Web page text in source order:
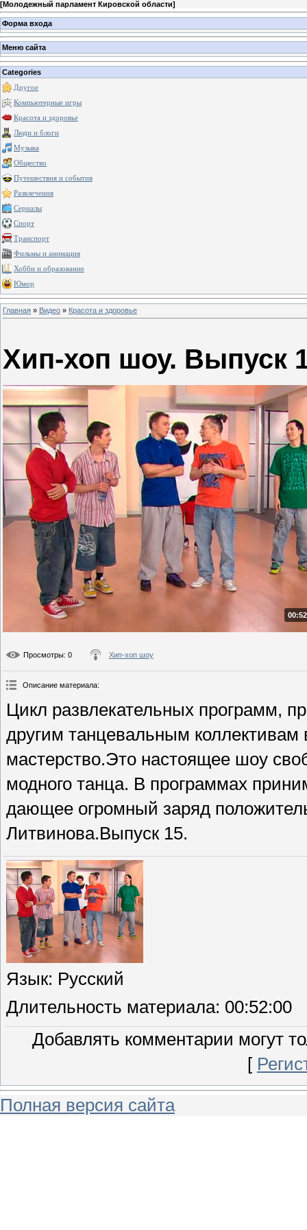
[Молодежный парламент Кировской области]
Форма входа
Меню сайта
Categories
Другое
Компьютерные игры
Красота и здоровье
Люди и блоги
Музыка
Общество
Путешествия и события
Развлечения
Сериалы
Спорт
Транспорт
Фильмы и анимация
Хобби и образование
Юмор
Главная » Видео » Красота и здоровье
Хип-хоп шоу. Выпуск
Просмотры: 0 Хип-хоп шоу
Описание материала:
Цикл развлекательных программ,
другим танцевальным коллективам
мастерство.Это настоящее шоу
модного танца. В программах
дающее огромный заряд
Литвинова.Выпуск 15.
Язык: Русский
Длительность материала: 00:52:00
Добавлять комментарии могут
[
Полная версия сайта